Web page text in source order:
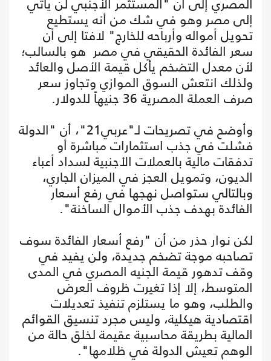
إلى مصر وهو في شك من أنه يستطيع
تحويل أمواله وأرباحه للخارج" لافتا إلى أن
سعر الفائدة الحقيقي في مصر هو بالسالب؛
لأن معدل التضخم يأكل قيمة الأصل والعائد
ولذلك انتعش السوق الموازي وتجاوز سعر
صرف العملة المصرية 36 جنيهاً للدولار.
وأوضح في تصريحات لـ"عربي21"، أن "الدولة
فشلت في جذب استثمارات مباشرة أو
تدفقات مالية بالعملات الأجنبية لسداد أعباء
الديون، وتمويل العجز في الميزان الجاري،
وبالتالي ستواصل نهجها في رفع أسعار
الفائدة بهدف جذب الأموال الساخنة".
لكن نوار حذر من أن "رفع أسعار الفائدة سوف
تصاحبه موجة تضخم جديدة، ولن يفيد في
وقف تدهور قيمة الجنيه المصري في المدى
المتوسط، إلا إذا تغيرت ظروف العرض
والطلب، وهو ما يستلزم تنفيذ تعديلات
اقتصادية هيكلية، وليس مجرد تنسيق القوائم
المالية بطريقة محاسبية عقيمة لخلق حالة من
الوهم تعيش الدولة في ظلامها".